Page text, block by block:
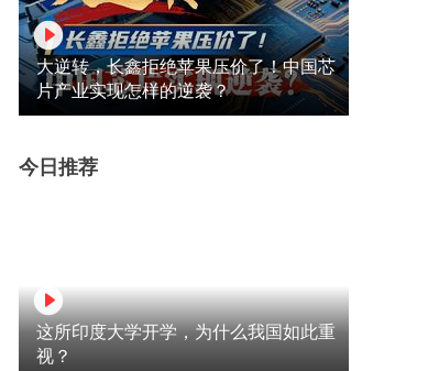
大逆转，长鑫拒绝苹果压价了！中国芯
片产业实现怎样的逆袭？
今日推荐
这所印度大学开学，为什么我国如此重
视？